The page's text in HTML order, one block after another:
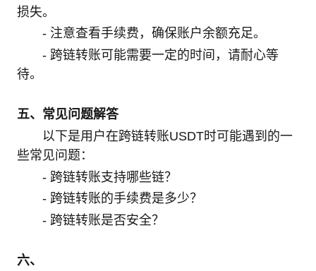
损失。
- 注意查看手续费，确保账户余额充足。
- 跨链转账可能需要一定的时间，请耐心等
待。
五、常见问题解答
以下是用户在跨链转账USDT时可能遇到的一
些常见问题：
- 跨链转账支持哪些链？
- 跨链转账的手续费是多少？
- 跨链转账是否安全？
六、